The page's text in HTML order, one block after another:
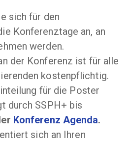
sich für den
Konferenztage an, an
werden.
der Konferenz ist für alle
kostenpflichtig.
für die Poster
durch SSPH+ bis
Konferenz Agenda.
sich an Ihren